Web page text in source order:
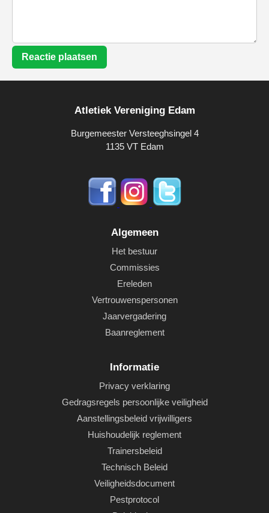
Reactie plaatsen
Atletiek Vereniging Edam
Burgemeester Versteeghsingel 4
1135 VT Edam
Algemeen
Het bestuur
Commissies
Ereleden
Vertrouwenspersonen
Jaarvergadering
Baanreglement
Informatie
Privacy verklaring
Gedragsregels persoonlijke veiligheid
Aanstellingsbeleid vrijwilligers
Huishoudelijk reglement
Trainersbeleid
Technisch Beleid
Veiligheidsdocument
Pestprotocol